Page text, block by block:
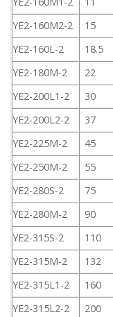
YE2-160M2-2
15
YE2-160L-2
18.5
YE2-180M-2
22
YE2-200L1-2
30
YE2-200L2-2
37
YE2-225M-2
45
YE2-250M-2
55
YE2-280S-2
75
YE2-280M-2
90
YE2-315S-2
110
YE2-315M-2
132
YE2-315L1-2
160
YE2-315L2-2
200